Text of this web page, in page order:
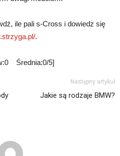
ile pali s-Cross i dowiedz się
.
Średnia:0/5]
Następny artykuł
Jakie są rodzaje BMW?